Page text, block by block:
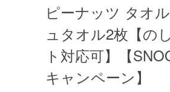
ピーナッツ タオ
ュタオル2枚【の
ト対応可】【
キャンペーン】